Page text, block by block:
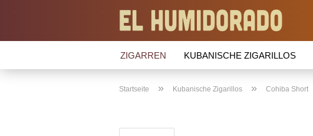
ZIGARREN KUBANISCHE ZIGARILLOS
Startseite » Kubanische Zigarillos » Cohiba Short